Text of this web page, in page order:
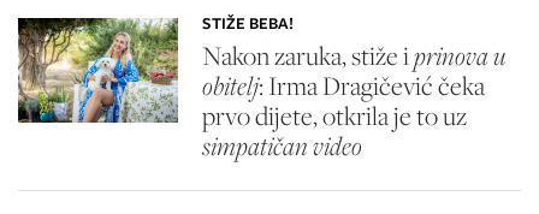
STIŽE BEBA!
Nakon zaruka, stiže iprinova u
obitelj: Irma Dragičević čeka
prvo dijete, otkrila je to uz
simpatičan video